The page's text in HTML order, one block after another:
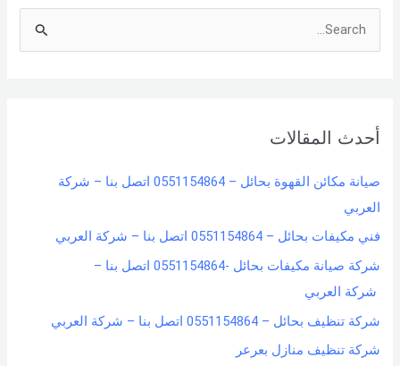
c
f
o
r
:
أحدث المقالات
صيانة مكائن القهوة بحائل – 0551154864 اتصل بنا – شركة
العربي
فني مكيفات بحائل – 0551154864 اتصل بنا – شركة العربي
شركة صيانة مكيفات بحائل -0551154864 اتصل بنا –
شركة العربي
شركة تنظيف بحائل – 0551154864 اتصل بنا – شركة العربي
شركة تنظيف منازل بعرعر